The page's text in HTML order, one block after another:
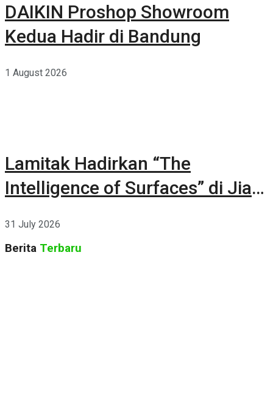
DAIKIN Proshop Showroom
Kedua Hadir di Bandung
1 August 2026
Lamitak Hadirkan “The
Intelligence of Surfaces” di Jia
31 July 2026
Berita Terbaru